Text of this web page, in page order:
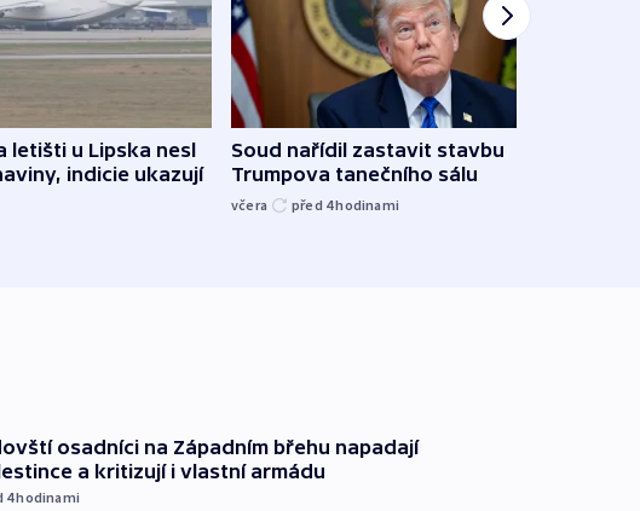
letišti u Lipska nesl
indicie ukazují
Soud nařídil zastavit stavbu
Trumpova tanečního sálu
včera před 4hodinami
osadníci na Západním břehu napadají
a kritizují i vlastní armádu
4hodinami